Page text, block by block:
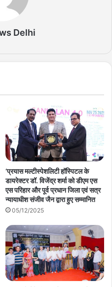
Delhi
‘प्रयास मल्टीस्पेशलिटी हॉस्पिटल के
डायरेक्टर डॉ. विजेंद्र शर्मा को डीएम एस
एस परिहार और पूर्व प्रधान जिला एवं सत्र
न्यायाधीश संजीव जैन द्वारा हुए सम्मानित
05/12/2025